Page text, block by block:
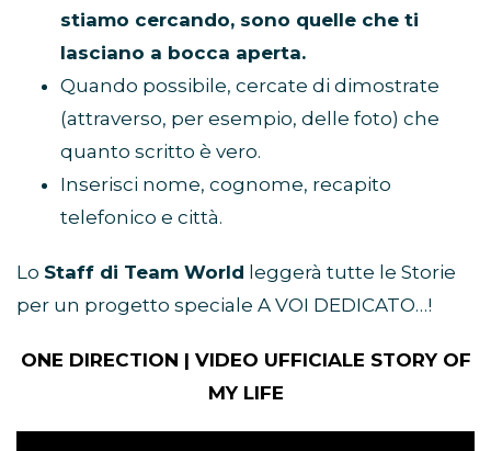
stiamo cercando, sono quelle che ti
lasciano a bocca aperta.
Quando possibile, cercate di dimostrate
(attraverso, per esempio, delle foto) che
quanto scritto è vero.
Inserisci nome, cognome, recapito
telefonico e città.
Lo Staff di Team World leggerà tutte le Storie
per un progetto speciale A VOI DEDICATO…!
ONE DIRECTION | VIDEO UFFICIALE STORY OF
MY LIFE